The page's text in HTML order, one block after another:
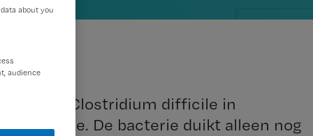
bacterie Clostridium difficile in
controle. De bacterie duikt alleen nog
about you
audience